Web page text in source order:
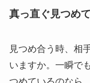
真っ直ぐ見つめ
見つめ合う時、相
いますか。一瞬で